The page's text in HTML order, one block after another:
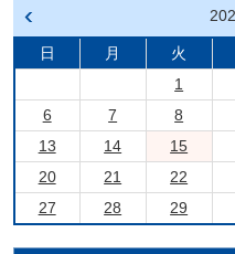
前の
戻る
日 月 火
1
6
7 8
13
14 15
20
21 22
27
28 29